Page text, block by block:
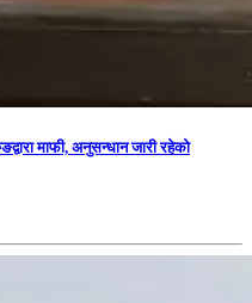
माफी, अनुसन्धान जारी रहेको